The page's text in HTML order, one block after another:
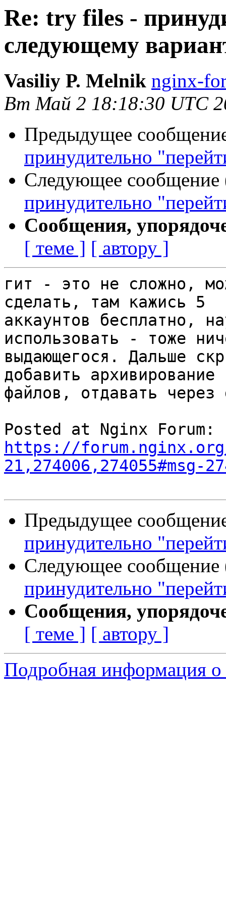
Re: try files -
следующему
Vasiliy P. Melnik nginx-
Вт Май 2 18:18:30 UTC
Предыдущее
принудительно
Следующее сообщение
принудительно
Сообщения,
[ теме ] [ автору ]
гит - это не сложно,
сделать, там кажись 5
аккаунтов бесплатно,
использовать - тоже
выдающегося. Дальше
добавить архивирование
файлов, отдавать
https://
21,274006,274055#msg-
Предыдущее
принудительно
Следующее сообщение
принудительно
Сообщения,
[ теме ] [ автору ]
Подробная информация